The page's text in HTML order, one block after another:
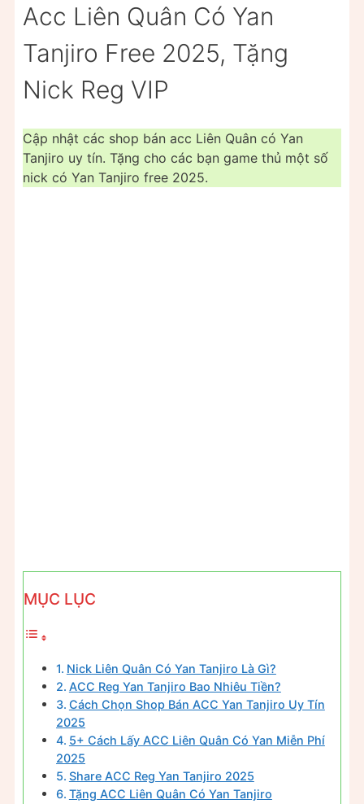
Acc Liên Quân Có Yan
Tanjiro Free 2025, Tặng
Nick Reg VIP
Cập nhật các shop bán acc Liên Quân có Yan
Tanjiro uy tín. Tặng cho các bạn game thủ một số
nick có Yan Tanjiro free 2025.
MỤC LỤC
Nick Liên Quân Có Yan Tanjiro Là Gì?
ACC Reg Yan Tanjiro Bao Nhiêu Tiền?
Cách Chọn Shop Bán ACC Yan Tanjiro Uy Tín
2025
5+ Cách Lấy ACC Liên Quân Có Yan Miễn Phí
2025
Share ACC Reg Yan Tanjiro 2025
Tặng ACC Liên Quân Có Yan Tanjiro